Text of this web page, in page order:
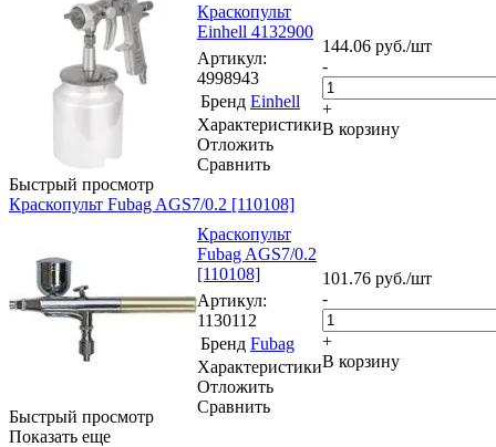
Быстрый просмотр
Краскопульт
Einhell 4132900
Артикул:
4998943
Бренд Einhell
Характеристики
Отложить
Сравнить
144.06 руб./шт
-
+
В корзину
Краскопульт Fubag AGS7/0.2 [110108]
Быстрый просмотр
Краскопульт
Fubag AGS7/0.2
[110108]
Артикул:
1130112
Бренд Fubag
Характеристики
Отложить
Сравнить
101.76 руб./шт
-
+
В корзину
Показать еще